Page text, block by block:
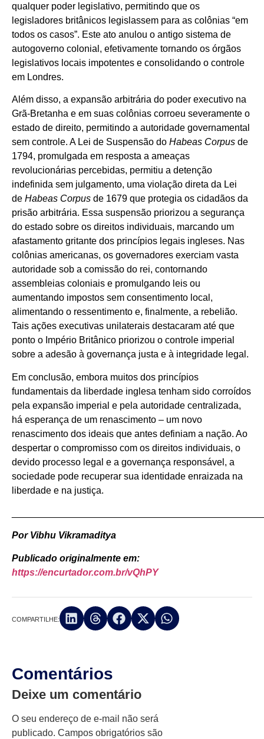
qualquer poder legislativo, permitindo que os
legisladores britânicos legislassem para as colônias “em
todos os casos”. Este ato anulou o antigo sistema de
autogoverno colonial, efetivamente tornando os órgãos
legislativos locais impotentes e consolidando o controle
em Londres.
Além disso, a expansão arbitrária do poder executivo na
Grã-Bretanha e em suas colônias corroeu severamente o
estado de direito, permitindo a autoridade governamental
sem controle. A Lei de Suspensão do Habeas Corpus de
1794, promulgada em resposta a ameaças
revolucionárias percebidas, permitiu a detenção
indefinida sem julgamento, uma violação direta da Lei
de Habeas Corpus de 1679 que protegia os cidadãos da
prisão arbitrária. Essa suspensão priorizou a segurança
do estado sobre os direitos individuais, marcando um
afastamento gritante dos princípios legais ingleses. Nas
colônias americanas, os governadores exerciam vasta
autoridade sob a comissão do rei, contornando
assembleias coloniais e promulgando leis ou
aumentando impostos sem consentimento local,
alimentando o ressentimento e, finalmente, a rebelião.
Tais ações executivas unilaterais destacaram até que
ponto o Império Britânico priorizou o controle imperial
sobre a adesão à governança justa e à integridade legal.
Em conclusão, embora muitos dos princípios
fundamentais da liberdade inglesa tenham sido corroídos
pela expansão imperial e pela autoridade centralizada,
há esperança de um renascimento – um novo
renascimento dos ideais que antes definiam a nação. Ao
despertar o compromisso com os direitos individuais, o
devido processo legal e a governança responsável, a
sociedade pode recuperar sua identidade enraizada na
liberdade e na justiça.
Por Vibhu Vikramaditya
Publicado originalmente em:
https://encurtador.com.br/vQhPY
COMPARTILHE:
Comentários
Deixe um comentário
O seu endereço de e-mail não será
publicado. Campos obrigatórios são